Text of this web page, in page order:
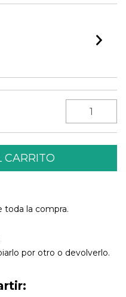
toda la compra.
por otro o devolverlo.